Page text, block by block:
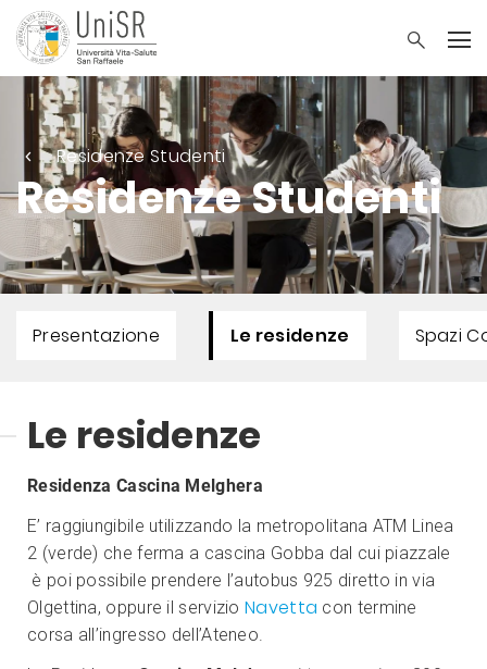
Residenze Studenti
Residenze Studenti
Presentazione Le residenze Spazi
Le residenze
Residenza Cascina Melghera
E’ raggiungibile utilizzando la metropolitana ATM Linea
2 (verde) che ferma a cascina Gobba dal cui piazzale
è poi possibile prendere l’autobus 925 diretto in via
Olgettina, oppure il servizioNavetta con termine
corsa all’ingresso dell’Ateneo.